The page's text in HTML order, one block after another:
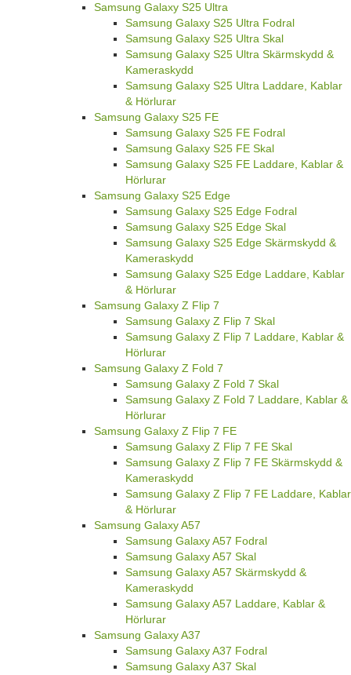
Samsung Galaxy S25 Ultra
Samsung Galaxy S25 Ultra Fodral
Samsung Galaxy S25 Ultra Skal
Samsung Galaxy S25 Ultra Skärmskydd &
Kameraskydd
Samsung Galaxy S25 Ultra Laddare, Kablar
& Hörlurar
Samsung Galaxy S25 FE
Samsung Galaxy S25 FE Fodral
Samsung Galaxy S25 FE Skal
Samsung Galaxy S25 FE Laddare, Kablar &
Hörlurar
Samsung Galaxy S25 Edge
Samsung Galaxy S25 Edge Fodral
Samsung Galaxy S25 Edge Skal
Samsung Galaxy S25 Edge Skärmskydd &
Kameraskydd
Samsung Galaxy S25 Edge Laddare, Kablar
& Hörlurar
Samsung Galaxy Z Flip 7
Samsung Galaxy Z Flip 7 Skal
Samsung Galaxy Z Flip 7 Laddare, Kablar &
Hörlurar
Samsung Galaxy Z Fold 7
Samsung Galaxy Z Fold 7 Skal
Samsung Galaxy Z Fold 7 Laddare, Kablar &
Hörlurar
Samsung Galaxy Z Flip 7 FE
Samsung Galaxy Z Flip 7 FE Skal
Samsung Galaxy Z Flip 7 FE Skärmskydd &
Kameraskydd
Samsung Galaxy Z Flip 7 FE Laddare, Kablar
& Hörlurar
Samsung Galaxy A57
Samsung Galaxy A57 Fodral
Samsung Galaxy A57 Skal
Samsung Galaxy A57 Skärmskydd &
Kameraskydd
Samsung Galaxy A57 Laddare, Kablar &
Hörlurar
Samsung Galaxy A37
Samsung Galaxy A37 Fodral
Samsung Galaxy A37 Skal